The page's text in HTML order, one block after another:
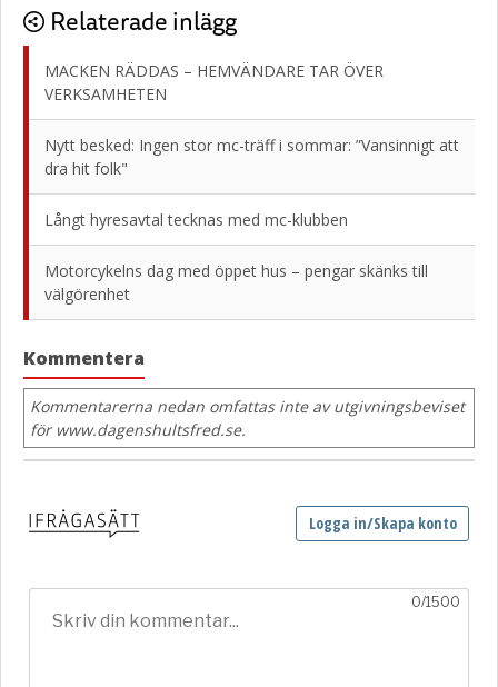
Relaterade inlägg
MACKEN RÄDDAS – HEMVÄNDARE TAR ÖVER
VERKSAMHETEN
Nytt besked: Ingen stor mc-träff i sommar: ”Vansinnigt att
dra hit folk"
Långt hyresavtal tecknas med mc-klubben
Motorcykelns dag med öppet hus – pengar skänks till
välgörenhet
Kommentera
Kommentarerna nedan omfattas inte av utgivningsbeviset
för www.dagenshultsfred.se.